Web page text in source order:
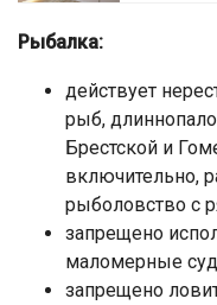
Рыбалка:
действует
рыб,
Брестской и
включительно,
рыболовство с
запрещено
маломерные
запрещено